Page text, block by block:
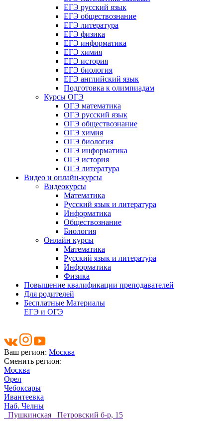
ЕГЭ русский язык
ЕГЭ обществознание
ЕГЭ литература
ЕГЭ физика
ЕГЭ информатика
ЕГЭ химия
ЕГЭ история
ЕГЭ биология
ЕГЭ английский язык
Подготовка к олимпиадам
Курсы ОГЭ
ОГЭ математика
ОГЭ русский язык
ОГЭ обществознание
ОГЭ химия
ОГЭ биология
ОГЭ информатика
ОГЭ история
ОГЭ литература
Видео и онлайн-курсы
Видеокурсы
Математика
Русский язык и литература
Информатика
Обществознание
Биология
Онлайн курсы
Математика
Русский язык и литература
Информатика
Физика
Повышение квалификации преподавателей
Для родителей
Бесплатные Материалы
ЕГЭ и ОГЭ
Ваш регион: Москва
Сменить регион:
Москва
Орел
Чебоксары
Ивантеевка
Наб. Челны
Пушкинская Петровский б-р, 15